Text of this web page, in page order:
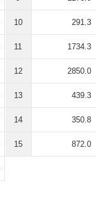
10 291.3
11 1734.3
12 2850.0
13 439.3
14 350.8
15 872.0